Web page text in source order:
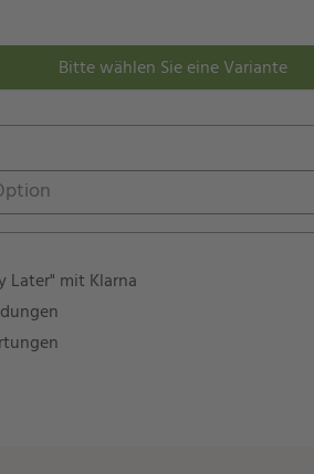
Bitte wählen Sie eine Variante
Later" mit Klarna